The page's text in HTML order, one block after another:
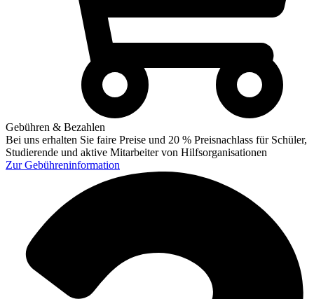
Gebühren & Bezahlen
Bei uns erhalten Sie faire Preise und 20 % Preisnachlass für Schüler,
Studierende und aktive Mitarbeiter von Hilfsorganisationen
ZurGebühreninformation